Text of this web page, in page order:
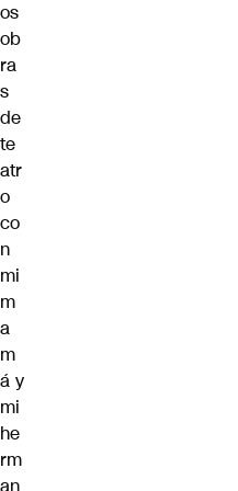
os
ob
ra
s
de
te
atr
o
co
n
mi
m
a
m
á y
mi
he
rm
an